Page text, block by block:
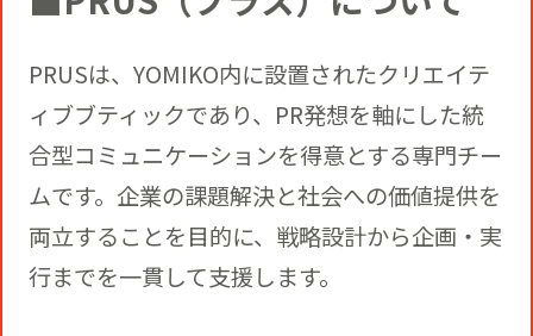
PRUSは、YOMIKO内に設置されたクリエイテ
ィブブティックであり、PR発想を軸にした統
合型コミュニケーションを得意とする専門チー
ムです。企業の課題解決と社会への価値提供を
両立することを目的に、戦略設計から企画・実
行までを一貫して支援します。